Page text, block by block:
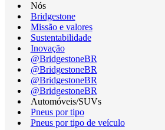
Nós
Bridgestone
Missão e valores
Sustentabilidade
Inovação
@BridgestoneBR
@BridgestoneBR
@BridgestoneBR
@BridgestoneBR
Automóveis/SUVs
Pneus por tipo
Pneus por tipo de veículo